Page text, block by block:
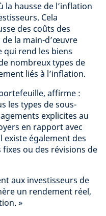
la hausse de l’inflation
Cela
des coûts des
la main-d’œuvre
qui rend les biens
nombreux types de
liés à l’inflation.
affirme :
les types de sous-
explicites au
en rapport avec
existe également des
ou des révisions de
aux investisseurs de
un rendement réel,
»